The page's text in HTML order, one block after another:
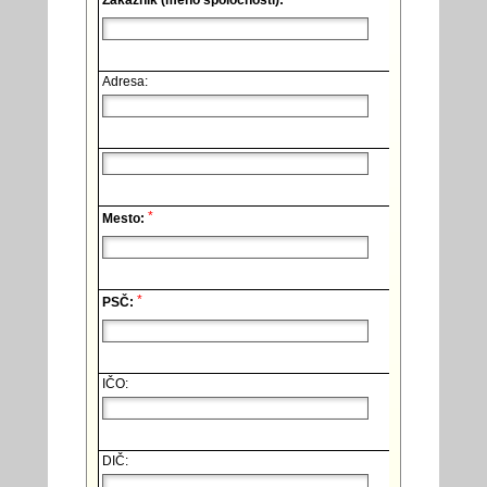
Adresa:
Mesto: *
PSČ: *
IČO:
DIČ: